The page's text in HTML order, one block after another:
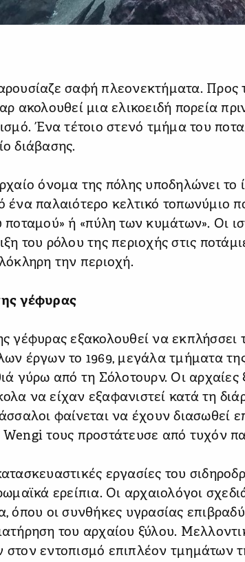
σαφή πλεονεκτήματα.
ακολουθεί μια ελικοειδή πορεία
Ένα τέτοιο στενό τμήμα του
διάβασης.
όνομα της πόλης υποδηλώνει το
ένα παλαιότερο κελτικό τοπωνύμιο
ποταμού» ή «πύλη των κυμάτων». Οι
του ρόλου της περιοχής στις
την περιοχή.
γέφυρας
γέφυρας εξακολουθεί να εκπλήσσει
έργων το 1969, μεγάλα τμήματα
γύρω από τη Σόλοτουρν. Οι αρχαίες
να είχαν εξαφανιστεί κατά τη
φαίνεται να έχουν διασωθεί
τους προστάτευσε από τυχόν
εργασίες του
ερείπια. Οι αρχαιολόγοι
όπου οι συνθήκες υγρασίας
του αρχαίου ξύλου.
στον εντοπισμό επιπλέον τμημάτων